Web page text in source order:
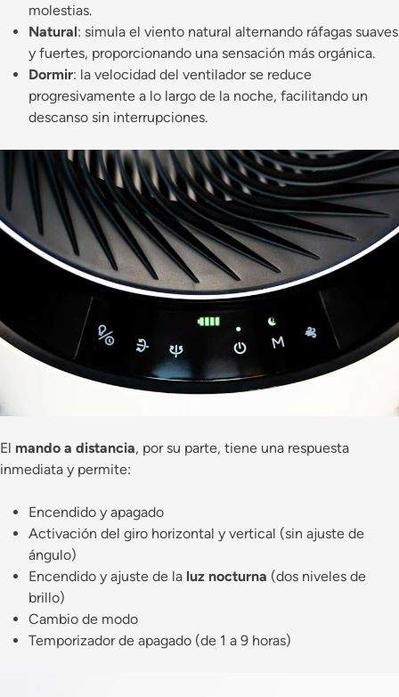
molestias.
Natural: simula el viento natural alternando ráfagas suaves
y fuertes, proporcionando una sensación más orgánica.
Dormir: la velocidad del ventilador se reduce
progresivamente a lo largo de la noche, facilitando un
descanso sin interrupciones.
El mando a distancia, por su parte, tiene una respuesta
inmediata y permite:
Encendido y apagado
Activación del giro horizontal y vertical (sin ajuste de
ángulo)
Encendido y ajuste de la luz nocturna (dos niveles de
brillo)
Cambio de modo
Temporizador de apagado (de 1 a 9 horas)